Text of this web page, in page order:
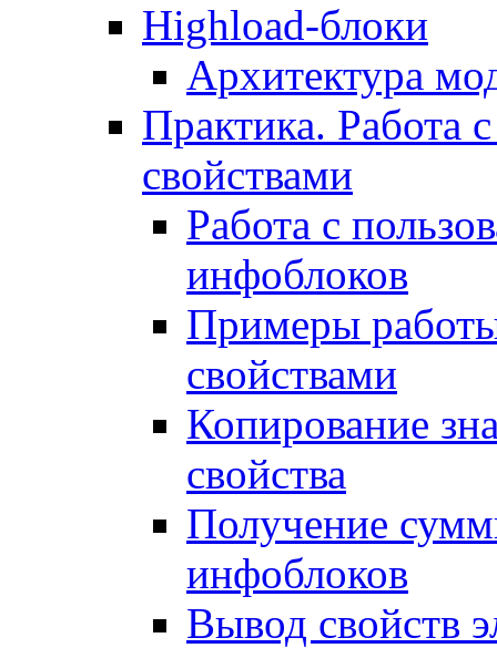
Highload-блоки
Архитектура
Практика. Работа
свойствами
Работа с
инфоблоков
Примеры
свойствами
Копирование
свойства
Получение
инфоблоков
Вывод свойств